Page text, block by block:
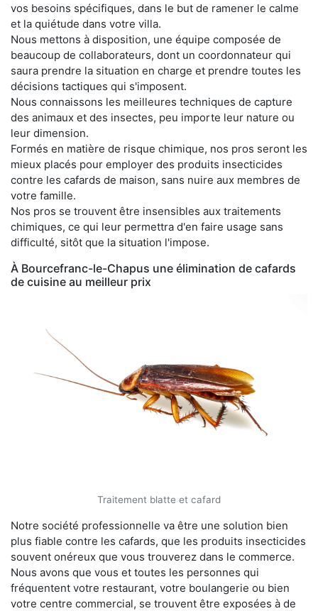
vos besoins spécifiques, dans le but de ramener le calme
et la quiétude dans votre villa.
Nous mettons à disposition, une équipe composée de
beaucoup de collaborateurs, dont un coordonnateur qui
saura prendre la situation en charge et prendre toutes les
décisions tactiques qui s'imposent.
Nous connaissons les meilleures techniques de capture
des animaux et des insectes, peu importe leur nature ou
leur dimension.
Formés en matière de risque chimique, nos pros seront les
mieux placés pour employer des produits insecticides
contre les cafards de maison, sans nuire aux membres de
votre famille.
Nos pros se trouvent être insensibles aux traitements
chimiques, ce qui leur permettra d'en faire usage sans
difficulté, sitôt que la situation l'impose.
À Bourcefranc-le-Chapus une élimination de cafards
de cuisine au meilleur prix
Traitement blatte et cafard
Notre société professionnelle va être une solution bien
plus fiable contre les cafards, que les produits insecticides
souvent onéreux que vous trouverez dans le commerce.
Nous avons que vous et toutes les personnes qui
fréquentent votre restaurant, votre boulangerie ou bien
votre centre commercial, se trouvent être exposées à de